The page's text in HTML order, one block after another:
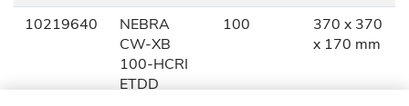
10219640
NEBRA
CW-XB
100-HCRI
ETDD
100
370 x 370
x 170 mm